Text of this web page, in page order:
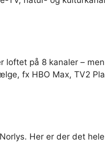
loftet på 8 kanaler –
fx HBO Max, TV2
Her er der det